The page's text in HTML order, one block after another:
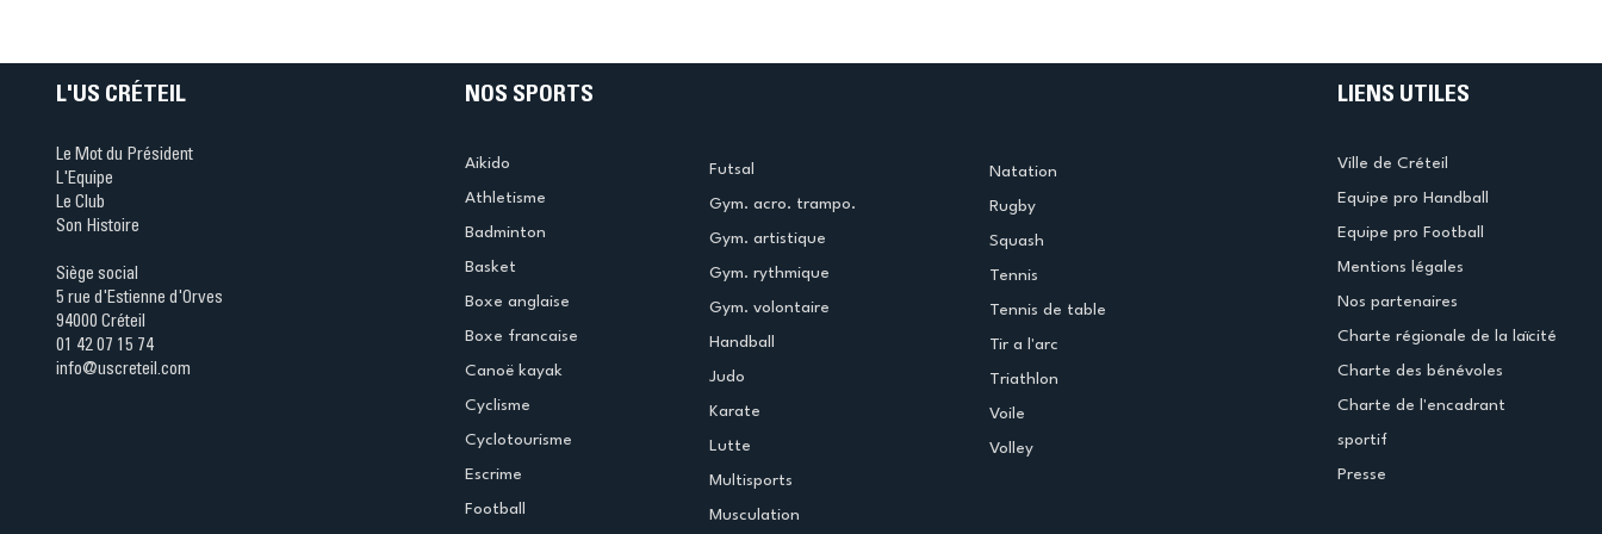
Ping ? Quand le tennis de
termine la saison en
L'US CRÉTEIL
Le Mot du Président
L'Equipe
Le Club
Son Histoire
Siège social
5 rue d'Estienne d'Orves
94000 Créteil
01 42 07 15 74
info@uscreteil.com
NOS SPORTS
Aikido
Athletisme
Badminton
Basket
Boxe anglaise
Boxe francaise
Canoë kayak
Cyclisme
Cyclotourisme
Escrime
Football
Futsal
Gym. acro. trampo.
Gym. artistique
Gym. rythmique
Gym. volontaire
Handball
Judo
Karate
Lutte
Multisports
Musculation
Natation
Rugby
Squash
Tennis
Tennis de table
Tir a l'arc
Triathlon
Voile
Volley
LIENS UTILES
Ville de Créteil
Equipe pro Handball
Equipe pro Football
Mentions légales
Nos partenaires
Charte régionale de la laïcité
Charte des bénévoles
Charte de l'encadrant
sportif
Presse